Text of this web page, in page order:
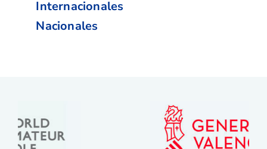
Internacionales
Nacionales